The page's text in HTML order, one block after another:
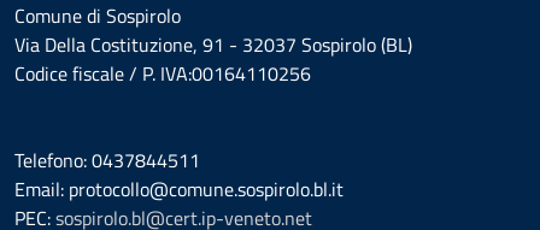
Comune di Sospirolo
Via Della Costituzione, 91 - 32037 Sospirolo (BL)
Codice fiscale / P. IVA:00164110256
Telefono: 0437844511
Email: protocollo@comune.sospirolo.bl.it
PEC:sospirolo.bl@cert.ip-veneto.net